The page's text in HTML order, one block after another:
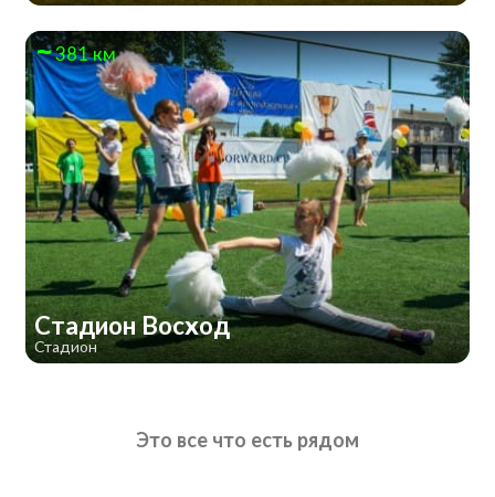
381 км
Стадион Восход
Стадион
Это все что есть рядом